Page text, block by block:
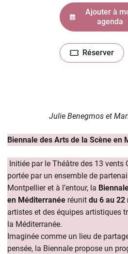
Ajouter à
agenda
Réserver
Julie Benegmos et
Biennale des Arts de la Scène en
Initiée par le Théâtre des 13 vents
portée par un ensemble de
Montpellier et à l’entour, la
en Méditerranée réunit du 6 au 22
artistes et des équipes artistiques
la Méditerranée.
Imaginée comme un lieu de
pensée, la Biennale propose un